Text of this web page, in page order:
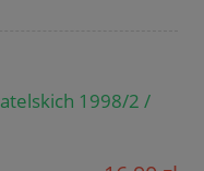
1998/2 /